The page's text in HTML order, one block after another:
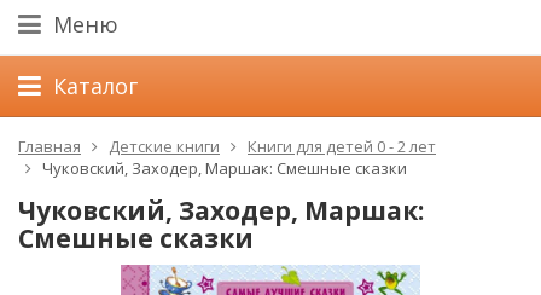
Меню
Каталог
Главная Детские книги
Книги для детей 0 - 2 лет
Чуковский, Заходер, Маршак: Смешные сказки
Чуковский, Заходер, Маршак:
Смешные сказки